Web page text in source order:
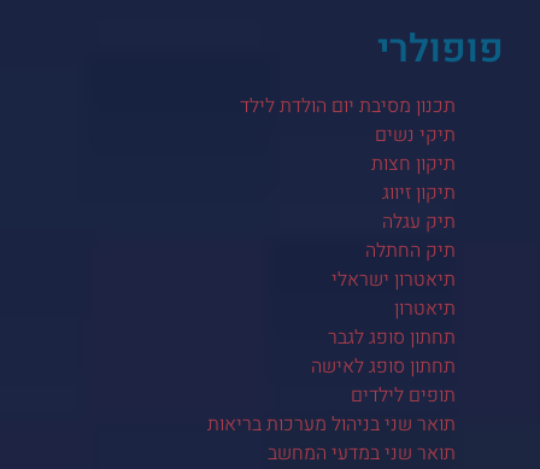
פופולרי
תכנון מסיבת יום הולדת לילד
תיקי נשים
תיקון חצות
תיקון זיווג
תיק עגלה
תיק החתלה
תיאטרון ישראלי
תיאטרון
תחתון סופג לגבר
תחתון סופג לאישה
תופים לילדים
תואר שני בניהול מערכות בריאות
תואר שני במדעי המחשב